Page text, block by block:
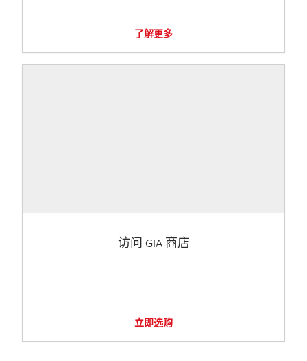
了解更多
访问 GIA 商店
立即选购